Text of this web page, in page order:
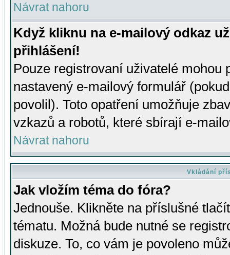
Návrat nahoru
Když kliknu na e-mailový odkaz
přihlášení!
Pouze registrovaní uživatelé mohou
nastavený e-mailový formulář
povolil). Toto opatření umožňuje
vzkazů a robotů, které sbírají e-
Návrat nahoru
Vkládání
Jak vložím téma do fóra?
Jednouše. Klikněte na příslušné
tématu. Možná bude nutné se
diskuze. To, co vám je povoleno